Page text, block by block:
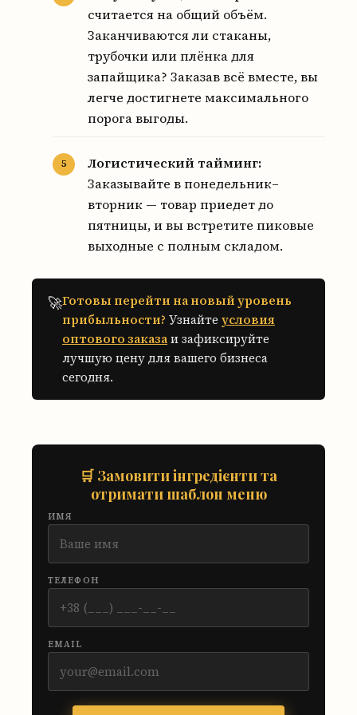
считается на общий объём.
Заканчиваются ли стаканы,
трубочки или плёнка для
запайщика? Заказав всё вместе, вы
легче достигнете максимального
порога выгоды.
Логистический тайминг:
Заказывайте в понедельник–
вторник — товар приедет до
пятницы, и вы встретите пиковые
выходные с полным складом.
🚀Готовы перейти на новый уровень
прибыльности? Узнайте условия
оптового заказаи зафиксируйте
лучшую цену для вашего бизнеса
сегодня.
🛒 Замовити інгредієнти та
отримати шаблон меню
ИМЯ
ТЕЛЕФОН
EMAIL